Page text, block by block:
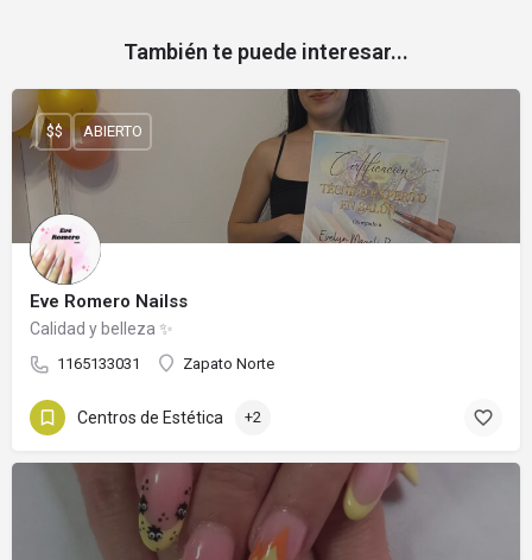
También te puede interesar...
Eve Romero Nailss
Calidad y belleza ✨
1165133031 Zapato Norte
$$ ABIERTO
Centros de Estética +2